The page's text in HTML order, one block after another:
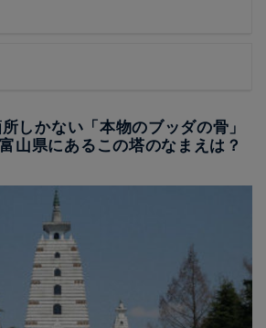
しかない「本物のブッダの骨」
山県にあるこの塔のなまえは？